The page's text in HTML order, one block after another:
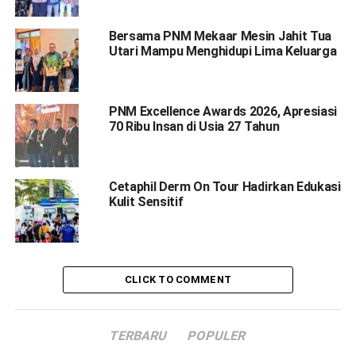
Bersama PNM Mekaar Mesin Jahit Tua
Utari Mampu Menghidupi Lima Keluarga
PNM Excellence Awards 2026, Apresiasi
70 Ribu Insan di Usia 27 Tahun
Cetaphil Derm On Tour Hadirkan Edukasi
Kulit Sensitif
CLICK TO COMMENT
TERBARU POPULER